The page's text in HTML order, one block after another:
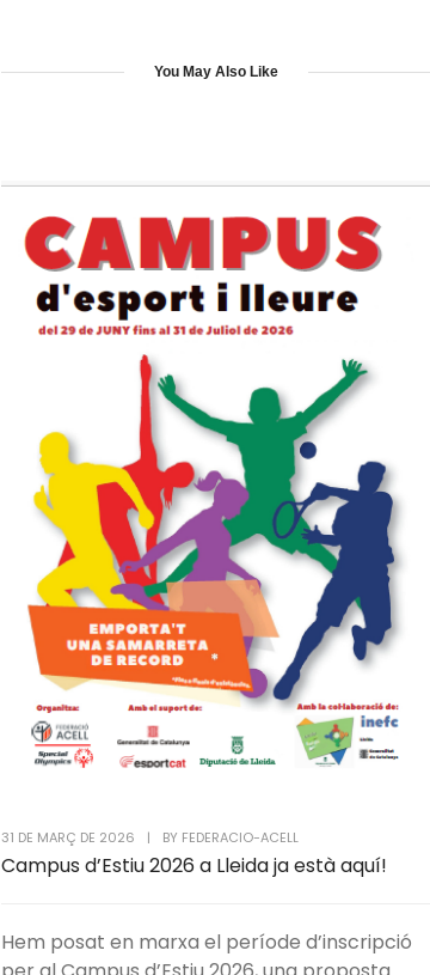
You May Also Like
31 DE MARÇ DE 2026 | BY FEDERACIO-ACELL
Campus d’Estiu 2026 a Lleida ja està aquí!
Hem posat en marxa el període d’inscripció